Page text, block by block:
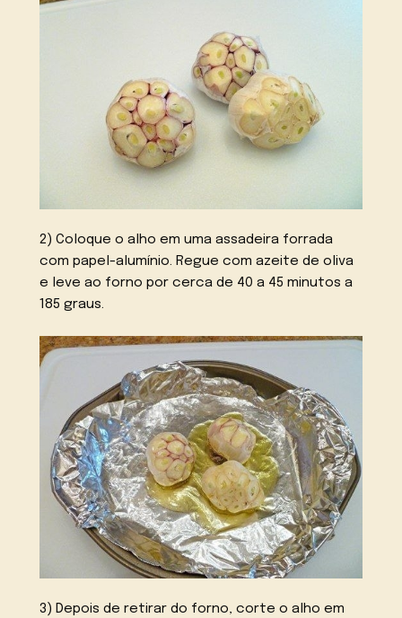
2) Coloque o alho em uma assadeira forrada
com papel-alumínio. Regue com azeite de oliva
e leve ao forno por cerca de 40 a 45 minutos a
185 graus.
3) Depois de retirar do forno, corte o alho em